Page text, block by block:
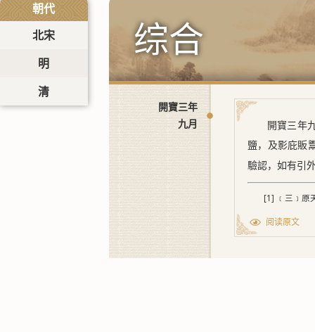
朝代
北宋
明
清
综合
開寶三年
九月
開寶三年
鹽，及影庇販
驗認，如有引
[1] ﹝三﹞原
阅读原文